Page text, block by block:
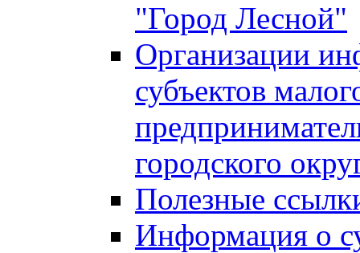
"Город Лесной"
Организации
субъектов
городского
Полезные
Информация о